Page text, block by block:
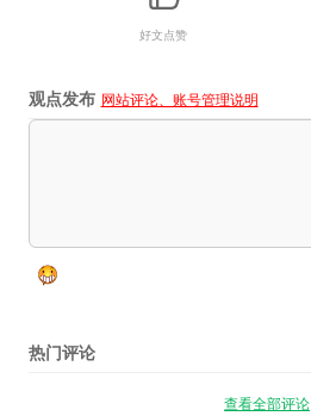
好文点赞
观点发布 网站评论、账号管理说明
热门评论
查看全部评论